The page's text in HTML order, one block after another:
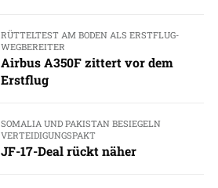
RÜTTELTEST AM BODEN ALS ERSTFLUG-
WEGBEREITER
Airbus A350F zittert vor dem
Erstflug
SOMALIA UND PAKISTAN BESIEGELN
VERTEIDIGUNGSPAKT
JF-17-Deal rückt näher